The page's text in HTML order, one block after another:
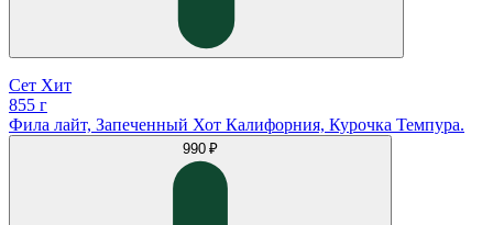
Сет Хит
855 г
Фила лайт, Запеченный Хот Калифорния, Курочка Темпура.
990 ₽